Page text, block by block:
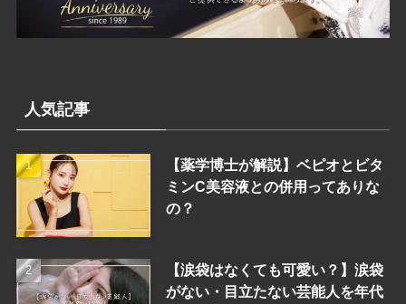
人気記事
【薬学博士が解説】ベピオとビタ
ミンC美容液との併用ってありな
の？
【涙袋はなくても可愛い？】涙袋
がない・目立たない芸能人を年代